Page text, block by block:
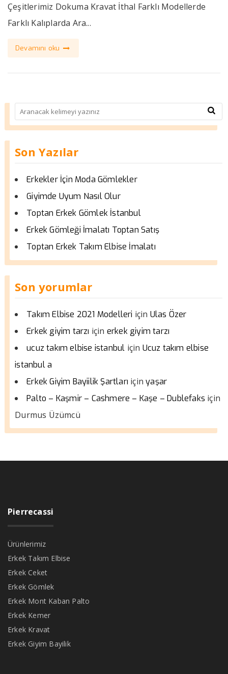
Çeşitlerimiz Dokuma Kravat İthal Farklı Modellerde
Farklı Kalıplarda Ara...
Devamını oku
Son Yazılar
Erkekler İçin Moda Gömlekler
Giyimde Uyum Nasıl Olur
Toptan Erkek Gömlek İstanbul
Erkek Gömleği İmalatı Toptan Satış
Toptan Erkek Takım Elbise İmalatı
Son yorumlar
Takım Elbise 2021 Modelleri için Ulas Özer
Erkek giyim tarzı için erkek giyim tarzı
ucuz takım elbise istanbul için Ucuz takım elbise
istanbul a
Erkek Giyim Bayiilik Şartları içinyaşar
Palto – Kaşmir – Cashmere – Kaşe – Dublefaks için
Durmus Üzümcü
Pierrecassi
Ürünlerimiz
Erkek Takım Elbise
Erkek Ceket
Erkek Gömlek
Erkek Mont Kaban Palto
Erkek Kemer
Erkek Kravat
Erkek Giyim Bayilik